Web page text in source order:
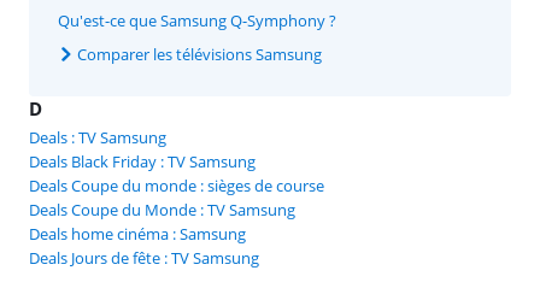
Qu'est-ce que Samsung Q-Symphony ?
Comparer les télévisions Samsung
D
Deals : TV Samsung
Deals Black Friday : TV Samsung
Deals Coupe du monde : sièges de course
Deals Coupe du Monde : TV Samsung
Deals home cinéma : Samsung
Deals Jours de fête : TV Samsung